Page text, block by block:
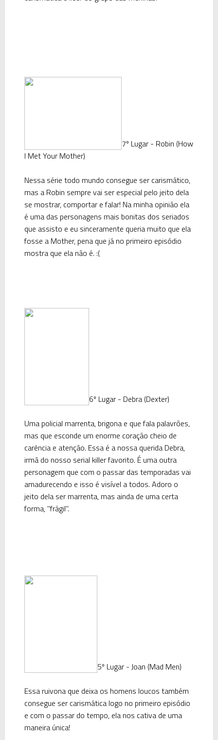
7º Lugar - Robin (How
I Met Your Mother)
Nessa série todo mundo consegue ser carismático,
mas a Robin sempre vai ser especial pelo jeito dela
se mostrar, comportar e falar! Na minha opinião ela
é uma das personagens mais bonitas dos seriados
que assisto e eu sinceramente queria muito que ela
fosse a Mother, pena que já no primeiro episódio
mostra que ela não é. :(
6º Lugar - Debra (Dexter)
Uma policial marrenta, brigona e que fala palavrões,
mas que esconde um enorme coração cheio de
carência e atenção. Essa é a nossa querida Debra,
irmã do nosso serial killer favorito. É uma outra
personagem que com o passar das temporadas vai
amadurecendo e isso é visível a todos. Adoro o
jeito dela ser marrenta, mas ainda de uma certa
forma, "frágil".
5º Lugar - Joan (Mad Men)
Essa ruivona que deixa os homens loucos também
consegue ser carismática logo no primeiro episódio
e com o passar do tempo, ela nos cativa de uma
maneira única!